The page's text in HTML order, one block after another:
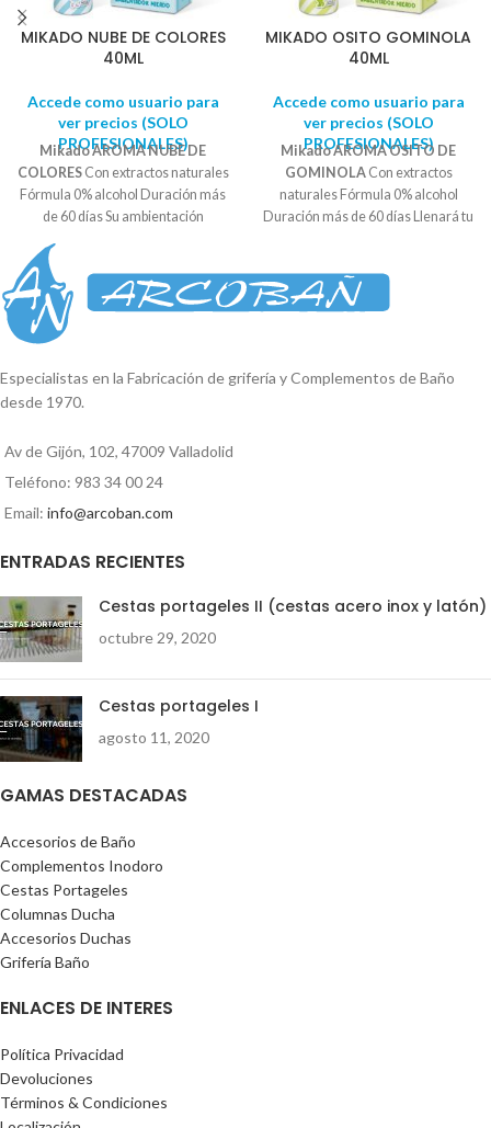
MIKADO NUBE DE COLORES
40ML
Accede como usuario para
ver precios (SOLO
PROFESIONALES)
Mikado AROMA NUBE DE
COLORESCon extractos naturales
Fórmula 0% alcohol Duración más
de 60 días Su ambientación
como un paseo mágico por un
mundo lleno de dulces y golosinas.
¡Prepárate para sumergirte en un
arcoíris de aromas que te
alegrarán el día y te hará sentirte
en las nubes!
MIKADO OSITO GOMINOLA
40ML
Accede como usuario para
ver precios (SOLO
PROFESIONALES)
Mikado AROMA OSITO DE
GOMINOLACon extractos
naturales Fórmula 0% alcohol
Duración más de 60 días Llenará tu
golosinas favoritas. ¡Déjate llevar
por su dulzura y crea un ambiente
Especialistas en la Fabricación de grifería y Complementos de Baño
desde 1970.
Av de Gijón, 102, 47009 Valladolid
Teléfono: 983 34 00 24
Email: info@arcoban.com
ENTRADAS RECIENTES
Cestas portageles II (cestas acero inox y latón)
octubre 29, 2020
Cestas portageles I
agosto 11, 2020
GAMAS DESTACADAS
Accesorios de Baño
Complementos Inodoro
Cestas Portageles
Columnas Ducha
Accesorios Duchas
Grifería Baño
ENLACES DE INTERES
Política Privacidad
Devoluciones
Términos & Condiciones